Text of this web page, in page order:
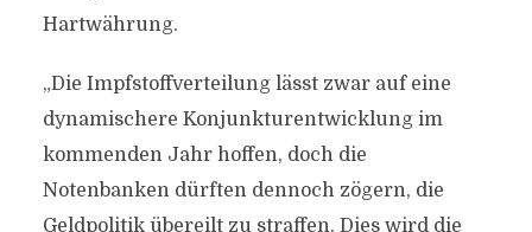
Hartwährung.
„Die Impfstoffverteilung lässt zwar auf eine
dynamischere Konjunkturentwicklung im
kommenden Jahr hoffen, doch die
Notenbanken dürften dennoch zögern, die
Geldpolitik übereilt zu straffen. Dies wird die